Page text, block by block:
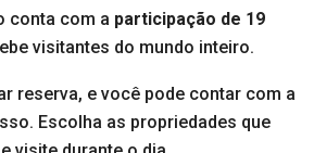
conta com a participação de 19
visitantes do mundo inteiro.
reserva, e você pode contar com a
Escolha as propriedades que